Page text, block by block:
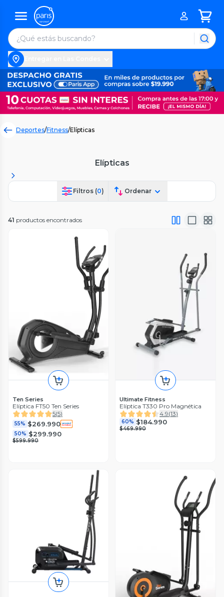
Deportes/Fitness/Elípticas
Elípticas
Filtros (0) Ordenar
41 productos encontrados
Ten Series
Elíptica FT50 Ten Series
5(5)
55% $269.990
50% $299.990
$599.990
Ultimate Fitness
Elíptica T330 Pro Magnética
4.9(13)
60% $184.990
$469.990